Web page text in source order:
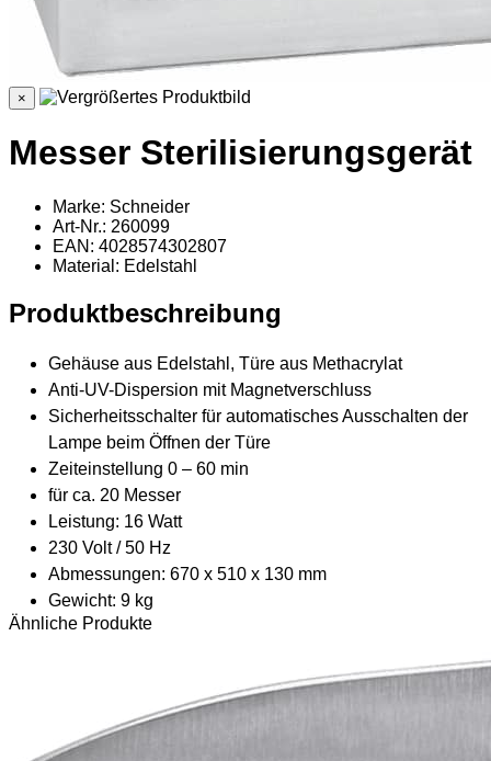
×
Messer Sterilisierungsgerät
Marke: Schneider
Art-Nr.: 260099
EAN: 4028574302807
Material : Edelstahl
Produktbeschreibung
Gehäuse aus Edelstahl, Türe aus Methacrylat
Anti-UV-Dispersion mit Magnetverschluss
Sicherheitsschalter für automatisches Ausschalten der
Lampe beim Öffnen der Türe
Zeiteinstellung 0 – 60 min
für ca. 20 Messer
Leistung: 16 Watt
230 Volt / 50 Hz
Abmessungen: 670 x 510 x 130 mm
Gewicht: 9 kg
Ähnliche Produkte